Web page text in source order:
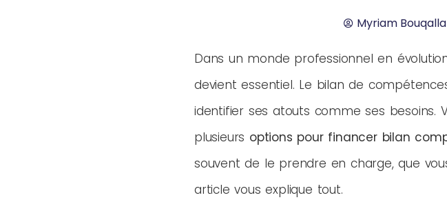
Myriam
Dans un monde professionnel en
devient essentiel. Le bilan de
identifier ses atouts comme ses besoins.
plusieurs options pour financer bilan
souvent de le prendre en charge, que
article vous explique tout.